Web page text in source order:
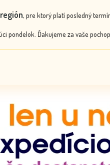
, pre ktorý platí posledný
pondelok. Ďakujeme za vaše